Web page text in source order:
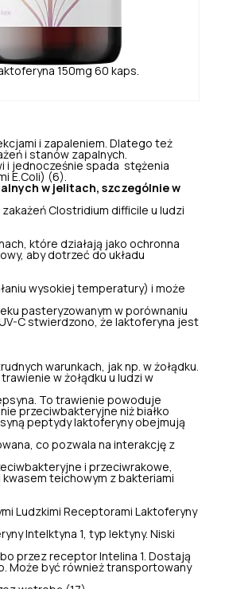
150mg 60 kaps.
i zapaleniem. Dlatego też
i stanów zapalnych.
i jednocześnie spada stężenia
E.Coli) (6).
w jelitach, szczególnie w
Clostridium difficile u ludzi
które działają jako ochronna
aby dotrzeć do układu
wysokiej temperatury) i może
pasteryzowanym w porównaniu
C stwierdzono, że laktoferyna jest
warunkach, jak np. w żołądku.
w żołądku u ludzi w
To trawienie powoduje
przeciwbakteryjne niż białko
peptydy laktoferyny obejmują
co pozwala na interakcję z
i przeciwrakowe,
kwasem teichowym z bakteriami
Ludzkimi Receptorami Laktoferyny
Intelktyna 1, typ lektyny. Niski
przez receptor Intelina 1. Dostają
Może być również transportowany